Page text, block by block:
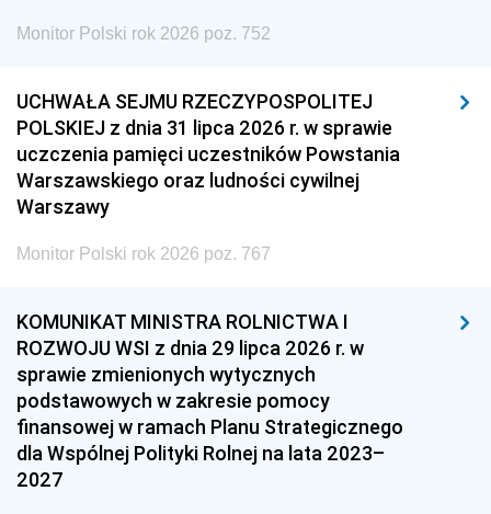
Monitor Polski rok 2026 poz. 752
UCHWAŁA SEJMU RZECZYPOSPOLITEJ
POLSKIEJ z dnia 31 lipca 2026 r. w sprawie
uczczenia pamięci uczestników Powstania
Warszawskiego oraz ludności cywilnej
Warszawy
Monitor Polski rok 2026 poz. 767
KOMUNIKAT MINISTRA ROLNICTWA I
ROZWOJU WSI z dnia 29 lipca 2026 r. w
sprawie zmienionych wytycznych
podstawowych w zakresie pomocy
finansowej w ramach Planu Strategicznego
dla Wspólnej Polityki Rolnej na lata 2023–
2027